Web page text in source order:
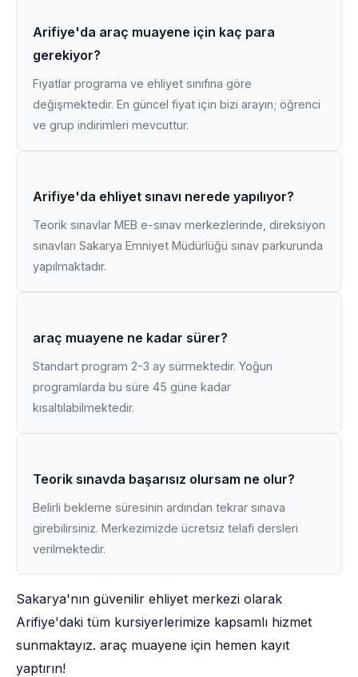
Arifiye'da araç muayene için kaç para
gerekiyor?
Fiyatlar programa ve ehliyet sınıfına göre
değişmektedir. En güncel fiyat için bizi arayın; öğrenci
ve grup indirimleri mevcuttur.
Arifiye'da ehliyet sınavı nerede yapılıyor?
Teorik sınavlar MEB e-sınav merkezlerinde, direksiyon
sınavları Sakarya Emniyet Müdürlüğü sınav parkurunda
yapılmaktadır.
araç muayene ne kadar sürer?
Standart program 2-3 ay sürmektedir. Yoğun
programlarda bu süre 45 güne kadar
kısaltılabilmektedir.
Teorik sınavda başarısız olursam ne olur?
Belirli bekleme süresinin ardından tekrar sınava
girebilirsiniz. Merkezimizde ücretsiz telafi dersleri
verilmektedir.
Sakarya'nın güvenilir ehliyet merkezi olarak
Arifiye'daki tüm kursiyerlerimize kapsamlı hizmet
sunmaktayız. araç muayene için hemen kayıt
yaptırın!